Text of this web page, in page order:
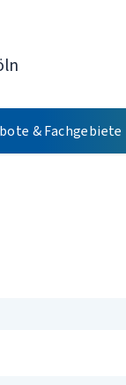
& Fachgebiete